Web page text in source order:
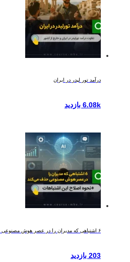
درآمد تور لیدر در ایران
6.08k بازدید
۶ اشتباهی که مدیران را در عصر هوش مصنوعی حذف می‌کند
203 بازدید